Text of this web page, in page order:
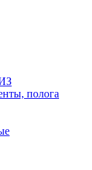
полога